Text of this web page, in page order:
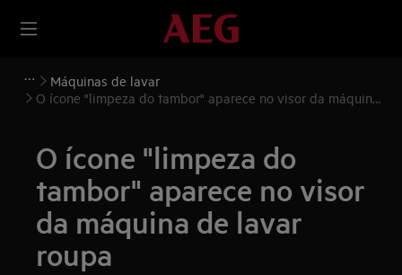
Máquinas de lavar
O ícone "limpeza do tambor" aparece no visor da máquina
O ícone "limpeza do
tambor" aparece no visor
da máquina de lavar
roupa